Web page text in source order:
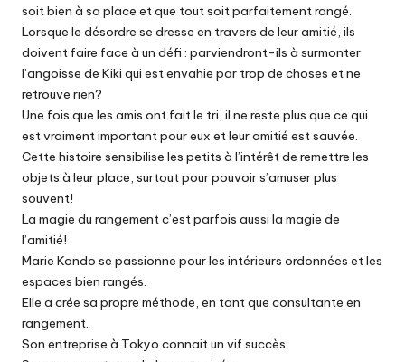
soit bien à sa place et que tout soit parfaitement rangé.
Lorsque le désordre se dresse en travers de leur amitié, ils
doivent faire face à un défi : parviendront-ils à surmonter
l’angoisse de Kiki qui est envahie par trop de choses et ne
retrouve rien?
Une fois que les amis ont fait le tri, il ne reste plus que ce qui
est vraiment important pour eux et leur amitié est sauvée.
Cette histoire sensibilise les petits à l’intérêt de remettre les
objets à leur place, surtout pour pouvoir s’amuser plus
souvent!
La magie du rangement c’est parfois aussi la magie de
l’amitié!
Marie Kondo se passionne pour les intérieurs ordonnées et les
espaces bien rangés.
Elle a crée sa propre méthode, en tant que consultante en
rangement.
Son entreprise à Tokyo connait un vif succès.